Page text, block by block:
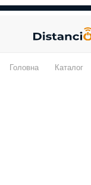
Головна Каталог